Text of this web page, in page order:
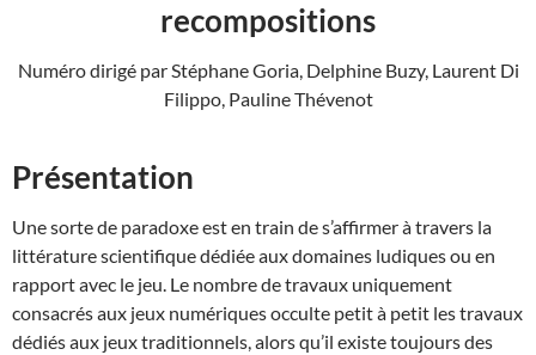
recompositions
Numéro dirigé par Stéphane Goria, Delphine Buzy, Laurent Di
Filippo, Pauline Thévenot
Présentation
Une sorte de paradoxe est en train de s’affirmer à travers la
littérature scientifique dédiée aux domaines ludiques ou en
rapport avec le jeu. Le nombre de travaux uniquement
consacrés aux jeux numériques occulte petit à petit les travaux
dédiés aux jeux traditionnels, alors qu’il existe toujours des